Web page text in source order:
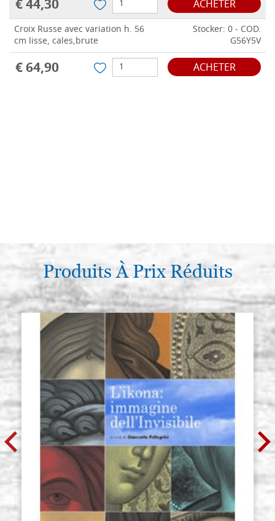
€ 44,30 ACHETER
Croix Russe avec variation h. 56
cm lisse, cales,brute
Stocker: 0 - COD.
G56Y5V
€ 64,90 ACHETER
Produits À Prix Réduits